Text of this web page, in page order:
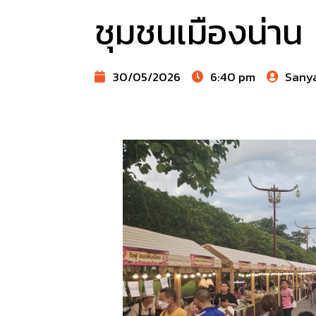
ชุมชนเมืองน่าน
30/05/2026 6:40 pm